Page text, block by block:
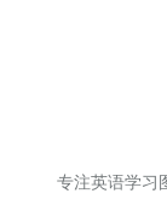
专注英语学习